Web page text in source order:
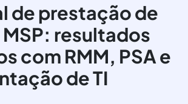
de prestação de
resultados
com RMM, PSA e
de TI